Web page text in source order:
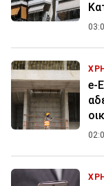
e-